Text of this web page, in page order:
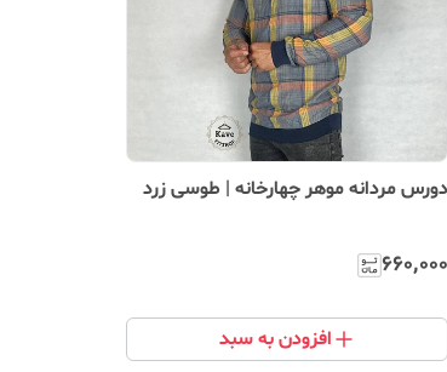
دورس مردانه موهر چهارخانه | طوسی زرد
۶۶۰٬۰۰۰
افزودن به سبد